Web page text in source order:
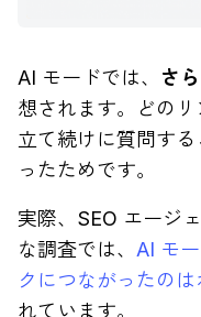
AI モードでは、 さ
想されます。どのリ
立て続けに質問す
ったためです。
実際、SEO エージ
な調査では、 AI モ
クにつながったの
れています。